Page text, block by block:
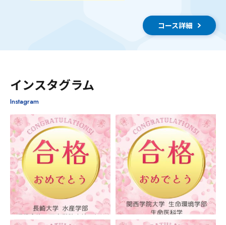
コース詳細
インスタグラム
Instagram